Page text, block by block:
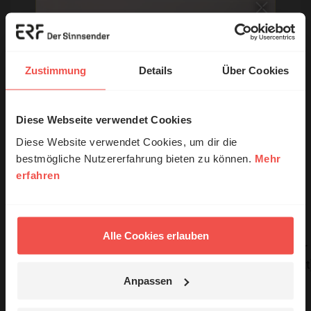
Zustimmung Details Über Cookies
Diese Webseite verwendet Cookies
Diese Website verwendet Cookies, um dir die
bestmögliche Nutzererfahrung bieten zu können. Mehr
erfahren
Alle Cookies erlauben
Anpassen
Gern gehört
Grüße dazu weiter.
Lieblingsmusik
Sie uns Ihren
wir freuen uns
darauf, Ihre
täglich 9
Glaube - erlebt, gelebt
Die Sendung mit
Lebensgeschichten,
in denen Jesus
bewegt hat.
© Ruth Schneider / ERF